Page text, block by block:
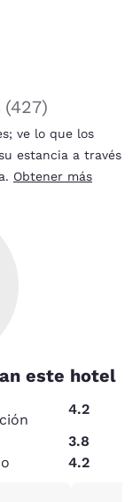
(427)
ve lo que los
estancia a través
Obtener más
este hotel
4.2
3.8
4.2